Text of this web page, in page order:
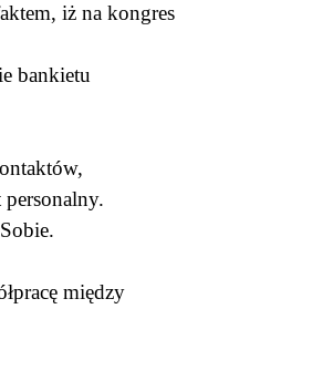
iż na kongres
bankietu
między